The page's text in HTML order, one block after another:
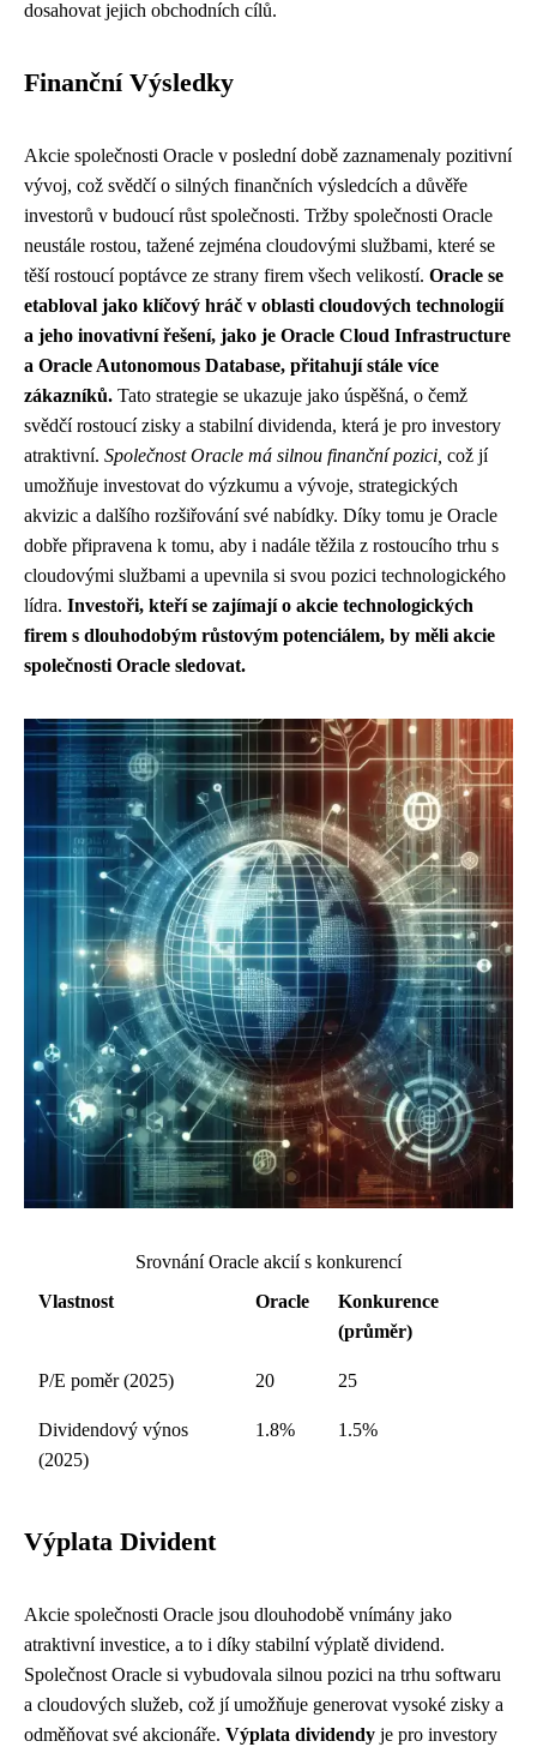
dosahovat jejich obchodních cílů.
Finanční Výsledky
Akcie společnosti Oracle v poslední době zaznamenaly pozitivní
vývoj, což svědčí o silných finančních výsledcích a důvěře
investorů v budoucí růst společnosti. Tržby společnosti Oracle
neustále rostou, tažené zejména cloudovými službami, které se
těší rostoucí poptávce ze strany firem všech velikostí. Oracle se
etabloval jako klíčový hráč v oblasti cloudových technologií
a jeho inovativní řešení, jako je Oracle Cloud Infrastructure
a Oracle Autonomous Database, přitahují stále více
zákazníků. Tato strategie se ukazuje jako úspěšná, o čemž
svědčí rostoucí zisky a stabilní dividenda, která je pro investory
atraktivní. Společnost Oracle má silnou finanční pozici, což jí
umožňuje investovat do výzkumu a vývoje, strategických
akvizic a dalšího rozšiřování své nabídky. Díky tomu je Oracle
dobře připravena k tomu, aby i nadále těžila z rostoucího trhu s
cloudovými službami a upevnila si svou pozici technologického
lídra. Investoři, kteří se zajímají o akcie technologických
firem s dlouhodobým růstovým potenciálem, by měli akcie
společnosti Oracle sledovat.
Srovnání Oracle akcií s konkurencí
Vlastnost
Oracle
Konkurence
(průměr)
P/E poměr (2025) 20 25
Dividendový výnos
(2025)
1.8% 1.5%
Výplata Divident
Akcie společnosti Oracle jsou dlouhodobě vnímány jako
atraktivní investice, a to i díky stabilní výplatě dividend.
Společnost Oracle si vybudovala silnou pozici na trhu softwaru
a cloudových služeb, což jí umožňuje generovat vysoké zisky a
odměňovat své akcionáře. Výplata dividendy je pro investory